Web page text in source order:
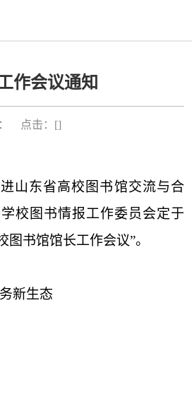
作会议通知
： 点击：[]
山东省高校图书馆交流与合
校图书情报工作委员会定于
图书馆馆长工作会议”。
新生态